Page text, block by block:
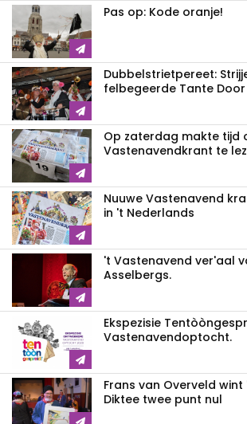
Pas op: Kode oranje!
Dubbelstrietpereet:
felbegeerde Tante
Op zaterdag makte tijd
Vastenavendkrant te
Nuuwe Vastenavend
in 't Nederlands
't Vastenavend ver'aal
Asselbergs.
Ekspezisie
Vastenavendoptocht.
Frans van Overveld
Diktee twee punt nul